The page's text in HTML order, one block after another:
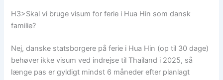
H3>Skal vi bruge visum for ferie i Hua Hin som dansk
familie?
Nej, danske statsborgere på ferie i Hua Hin (op til 30 dage)
behøver ikke visum ved indrejse til Thailand i 2025, så
længe pas er gyldigt mindst 6 måneder efter planlagt